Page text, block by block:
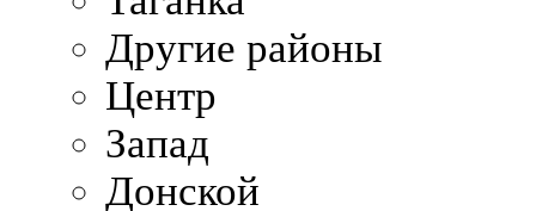
Другие районы
Центр
Запад
Донской